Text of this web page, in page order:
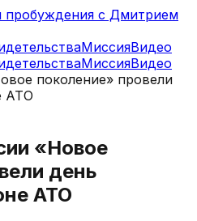
пробуждения с Дмитрием
МиссияВидео
МиссияВидео
«Новое
день
АТО